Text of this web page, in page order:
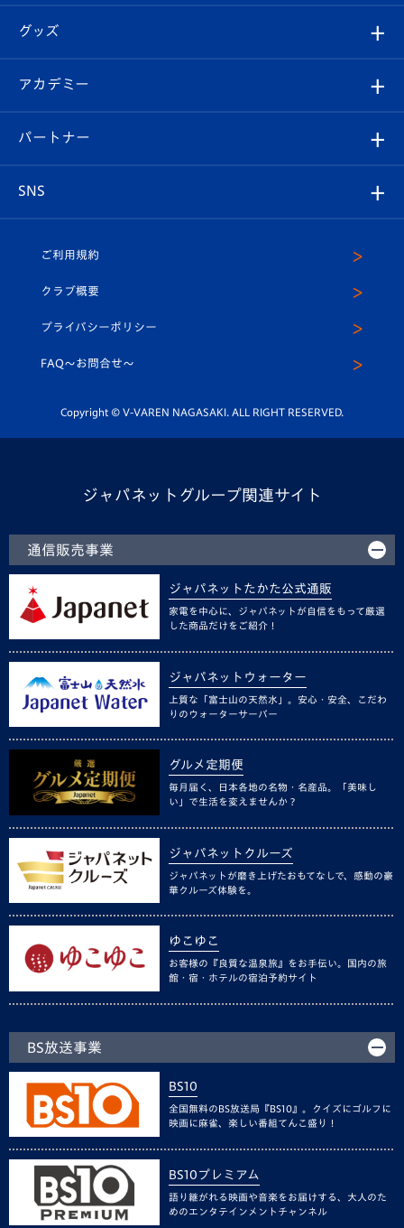
チケット
イベント
メディア
ホームタウン
スタッフプロフィール
マスコット紹介
平和祈念活動
ホームタウン活動
はじめての観戦ガイド
Revive Team
ヴィヴィくんの長崎おもてなしガイド
フォトギャラリー
スタジアムグルメ
チケット
V-LOVERS（ファンクラブ）
プレイヤーズスイート
グッズ
オンラインショップ
店舗情報
アカデミー
育成からのお知らせ
U-18
スクール
パートナー
SNS
ヴィヴィくんインスタグラム
公式LINE＠
ご利用規約
クラブ概要
プライバシーポリシー
FAQ〜お問合せ〜
Copyright © V-VAREN NAGASAKI. ALL RIGHT RESERVED.
ジャパネットグループ関連サイト
通信販売事業
ジャパネットたかた公式通販
家電を中心に、ジャパネットが自信をもって厳選
した商品だけをご紹介！
ジャパネットウォーター
上質な「富士山の天然水」。安心・安全、こだわ
りのウォーターサーバー
グルメ定期便
毎月届く、日本各地の名物・名産品。「美味し
い」で生活を変えませんか？
ジャパネットクルーズ
ジャパネットが磨き上げたおもてなしで、感動の豪
華クルーズ体験を。
ゆこゆこ
お客様の『良質な温泉旅』をお手伝い。国内の旅
館・宿・ホテルの宿泊予約サイト
BS放送事業
BS10
全国無料のBS放送局『BS10』。クイズにゴルフに
映画に麻雀、楽しい番組てんこ盛り！
BS10プレミアム
語り継がれる映画や音楽をお届けする、大人のた
めのエンタテインメントチャンネル